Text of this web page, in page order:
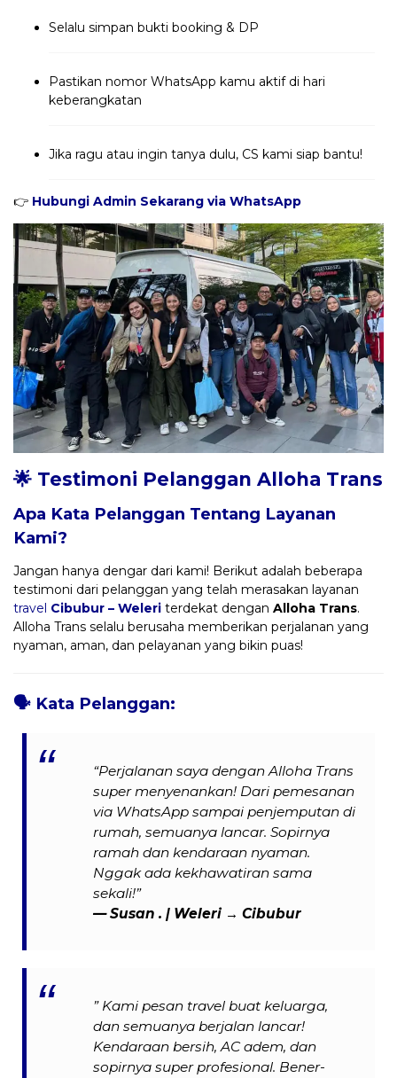
Selalu simpan bukti booking & DP
Pastikan nomor WhatsApp kamu aktif di hari
keberangkatan
Jika ragu atau ingin tanya dulu, CS kami siap bantu!
👉 Hubungi Admin Sekarang via WhatsApp
🌟 Testimoni Pelanggan Alloha Trans
Apa Kata Pelanggan Tentang Layanan
Kami?
Jangan hanya dengar dari kami! Berikut adalah beberapa
testimoni dari pelanggan yang telah merasakan layanan
travel Cibubur – Weleri terdekat dengan Alloha Trans.
Alloha Trans selalu berusaha memberikan perjalanan yang
nyaman, aman, dan pelayanan yang bikin puas!
🗣️ Kata Pelanggan:
“Perjalanan saya dengan Alloha Trans
super menyenankan! Dari pemesanan
via WhatsApp sampai penjemputan di
rumah, semuanya lancar. Sopirnya
ramah dan kendaraan nyaman.
Nggak ada kekhawatiran sama
sekali!”
— Susan . | Weleri → Cibubur
” Kami pesan travel buat keluarga,
dan semuanya berjalan lancar!
Kendaraan bersih, AC adem, dan
sopirnya super profesional. Bener-